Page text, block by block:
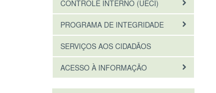
CONTROLE INTERNO (UECI)
PROGRAMA DE INTEGRIDADE
SERVIÇOS AOS CIDADÃOS
ACESSO À INFORMAÇÃO